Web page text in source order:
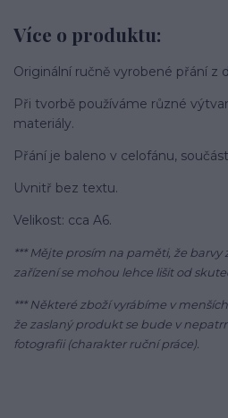
Více o produktu:
Originální ručně vyrobené přání z
Při tvorbě používáme různé
materiály.
Přání je baleno v celofánu,
Uvnitř bez textu.
Velikost: cca A6.
*** Mějte prosím na paměti, že barvy
zařízení se mohou lehce lišit od
*** Některé zboží vyrábíme v
že zaslaný produkt se bude v
fotografii (charakter ruční práce).